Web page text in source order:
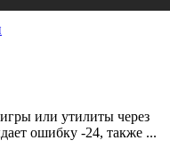
или утилиты через
ошибку -24, также ...